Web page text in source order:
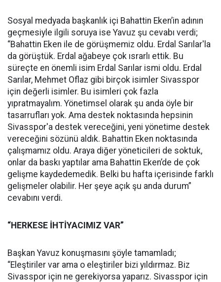
Sosyal medyada başkanlık içi Bahattin Eken’in adının
geçmesiyle ilgili soruya ise Yavuz şu cevabı verdi;
“Bahattin Eken ile de görüşmemiz oldu. Erdal Sarılar'la
da görüştük. Erdal ağabeye çok ısrarlı ettik. Bu
süreçte en önemli isim Erdal Sarılar ismi oldu. Erdal
Sarılar, Mehmet Oflaz gibi birçok isimler Sivasspor
için değerli isimler. Bu isimleri çok fazla
yıpratmayalım. Yönetimsel olarak şu anda öyle bir
tasarrufları yok. Ama destek noktasında hepsinin
Sivasspor'a destek vereceğini, yeni yönetime destek
vereceğini sözünü aldık. Bahattin Eken noktasında
çalışmamız oldu. Araya diğer yöneticileri de soktuk,
onlar da baskı yaptılar ama Bahattin Eken’de de çok
gelişme kaydedemedik. Belki bu hafta içerisinde farklı
gelişmeler olabilir. Her şeye açık şu anda durum”
cevabını verdi.
“HERKESE İHTİYACIMIZ VAR”
Başkan Yavuz konuşmasını şöyle tamamladı;
“Eleştiriler var ama o eleştiriler bizi yıldırmaz. Biz
Sivasspor için ne gerekiyorsa yaparız. Sivasspor için